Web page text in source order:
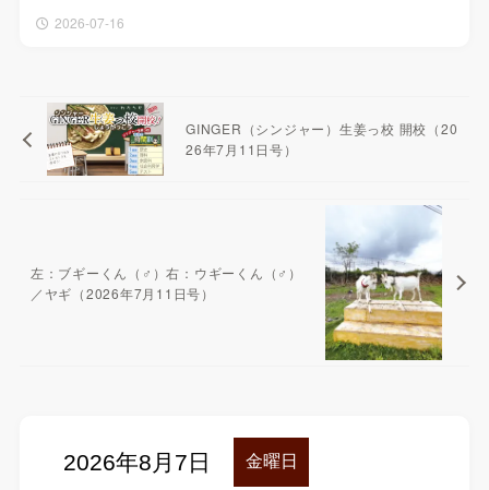
2026-07-16
GINGER（シンジャー）生姜っ校 開校（20
26年7月11日号）
左：ブギーくん（♂）右：ウギーくん（♂）
／ヤギ（2026年7月11日号）